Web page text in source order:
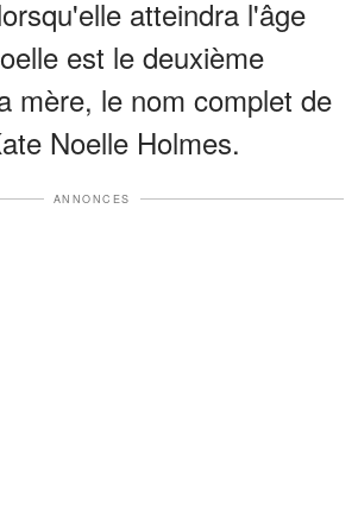
atteindra l'âge
est le deuxième
mère, le nom complet de
Noelle Holmes.
ANNONCES